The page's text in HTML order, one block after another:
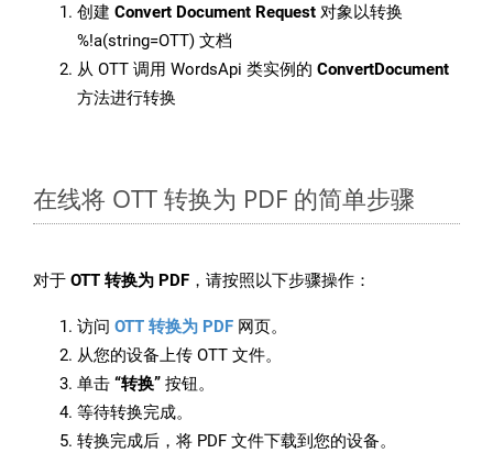
创建 Convert Document Request 对象以转换
%!a(string=OTT) 文档
从 OTT 调用 WordsApi 类实例的 ConvertDocument
方法进行转换
在线将 OTT 转换为 PDF 的简单步骤
对于 OTT 转换为 PDF ，请按照以下步骤操作：
访问 OTT 转换为 PDF 网页。
从您的设备上传 OTT 文件。
单击 “转换” 按钮。
等待转换完成。
转换完成后，将 PDF 文件下载到您的设备。